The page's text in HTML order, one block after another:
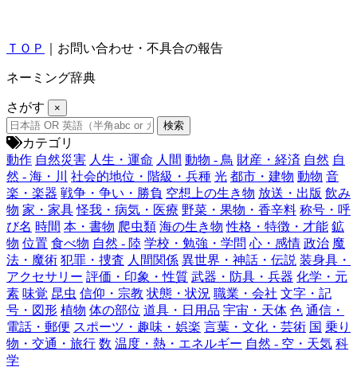
ＴＯＰ ｜お問い合わせ・不具合の報告
ネーミング辞典
さがす ×
カテゴリ
動作 自然災害 人生・運命 人間 動物 - 鳥 財産・経済 自然 自
然 - 海・川
社会的地位・階級・兵種 光 都市・建物 動物 音
楽・楽器 戦争・争い・勝負 空想上の生き物 放送・出版 飲み
物 家・家具 怪我・病気・医療 野菜・果物・香辛料 称号・呼
び名 時間 本・書物 爬虫類 海の生き物 性格・特徴・才能 鉱
物 位置 食べ物 自然 - 陸 学校・勉強・学問 心・感情 政治 魔
法・魔術 犯罪・捜査 人間関係 異世界・神話・伝説 装身具・
アクセサリー 評価・印象・性質 武器・防具・兵器 化学・元
素 味覚 昆虫 信仰・宗教 状態・状況 職業・会社 文字・記
号・図形 植物 体の部位 道具・日用品 宇宙・天体 色 通信・
電話・郵便 スポーツ・趣味・娯楽 言葉・文化・芸術 国 乗り
物・交通・旅行 数 温度・熱・エネルギー 自然 - 空・天気 科
学